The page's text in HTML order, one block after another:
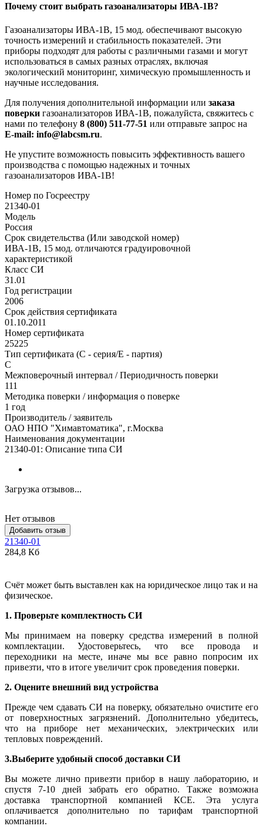
Почему стоит выбрать газоанализаторы ИВА-1В?
Газоанализаторы ИВА-1В, 15 мод. обеспечивают высокую
точность измерений и стабильность показателей. Эти
приборы подходят для работы с различными газами и могут
использоваться в самых разных отраслях, включая
экологический мониторинг, химическую промышленность и
научные исследования.
Для получения дополнительной информации или заказа
поверки газоанализаторов ИВА-1В, пожалуйста, свяжитесь с
нами по телефону 8 (800) 511-77-51 или отправьте запрос на
E-mail: info@labcsm.ru.
Не упустите возможность повысить эффективность вашего
производства с помощью надежных и точных
газоанализаторов ИВА-1В!
Номер по Госреестру
21340-01
Модель
Россия
Срок свидетельства (Или заводской номер)
ИВА-1В, 15 мод. отличаются градуировочной
характеристикой
Класс СИ
31.01
Год регистрации
2006
Срок действия сертификата
01.10.2011
Номер сертификата
25225
Тип сертификата (C - серия/E - партия)
С
Межповерочный интервал / Периодичность поверки
111
Методика поверки / информация о поверке
1 год
Производитель / заявитель
ОАО НПО "Химавтоматика", г.Москва
Наименования документации
21340-01: Описание типа СИ
Загрузка отзывов...
Нет отзывов
Добавить отзыв
21340-01
284,8 Кб
Счёт может быть выставлен как на юридическое лицо так и на
физическое.
1. Проверьте комплектность СИ
Мы принимаем на поверку средства измерений в полной
комплектации. Удостоверьтесь, что все провода и
переходники на месте, иначе мы все равно попросим их
привезти, что в итоге увеличит срок проведения поверки.
2. Оцените внешний вид устройства
Прежде чем сдавать СИ на поверку, обязательно очистите его
от поверхностных загрязнений. Дополнительно убедитесь,
что на приборе нет механических, электрических или
тепловых повреждений.
3.Выберите удобный способ доставки СИ
Вы можете лично привезти прибор в нашу лабораторию, и
спустя 7-10 дней забрать его обратно. Также возможна
доставка транспортной компанией КСЕ. Эта услуга
оплачивается дополнительно по тарифам транспортной
компании.